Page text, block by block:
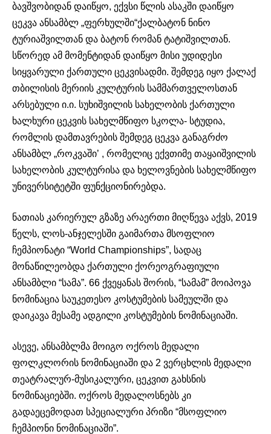
ბავშვობიდან დაიწყო, ექვსი წლის ასაკში დაიწყო
ცეკვა ანსამბლ „ფერხულში“ქალბატონ ნინო
ტურიაშვილთან და ბატონ რომან ტატიშვილთან.
სწორედ ამ მომენტიდან დაიწყო მისი უდიდესი
სიყვარული ქართული ცეკვისადმი. შემდეგ იყო ქალაქ
თბილისის მერიის კულტურის სამმართველოსთან
არსებული ი.ი. სუხიშვილის სახელობის ქართული
ხალხური ცეკვის სახელმწიფო სკოლა- სტუდია,
რომლის დამთავრების შემდეგ ცეკვა განაგრძო
ანსამბლ „როკვაში’ , რომელიც ექვთიმე თაყაიშვილის
სახელობის კულტურისა და ხელოვნების სახელმწიფო
უნივერსიტეტში ფუნქციონირებდა.
ნათიას კარიერულ გზაზე არაერთი მიღწევა აქვს, 2019
წელს, ლოს-ანჯელესში გაიმართა მსოფლიო
ჩემპიონატი “World Championships”, სადაც
მონაწილეობდა ქართული ქორეოგრაფიული
ანსამბლი “სამა”. 66 ქვეყანას შორის, “სამამ” მოიპოვა
ნომინაცია საუკეთესო კოსტუმების სამეულში და
დაიკავა მესამე ადგილი კოსტუმების ნომინაციაში.
ასევე, ანსამბლმა მოიგო ოქროს მედალი
ფოლკლორის ნომინაციაში და 2 ვერცხლის მედალი
თეატრალურ-მუსიკალური, ცეკვით გახსნის
ნომინაციებში. ოქროს მედალოსნებს კი
გადაეცემოდათ სპეციალური პრიზი “მსოფლიო
ჩემპიონი ნომინაციაში”.